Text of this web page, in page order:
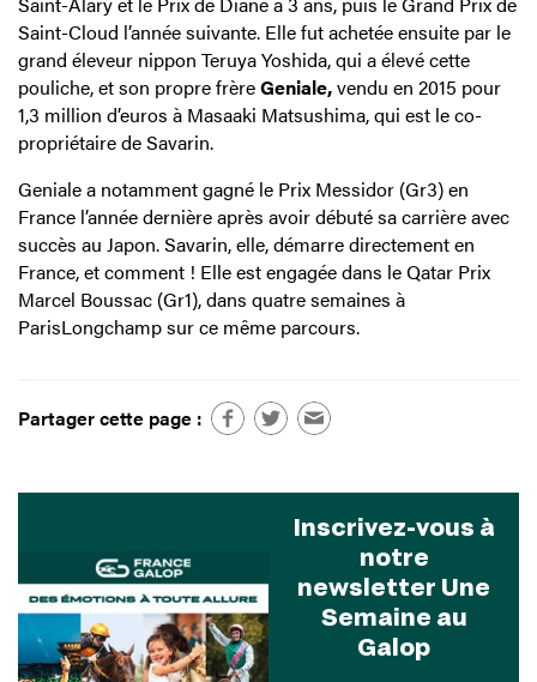
Saint-Cloud l’année suivante. Elle fut achetée ensuite par le
grand éleveur nippon Teruya Yoshida, qui a élevé cette
pouliche, et son propre frèreGeniale,vendu en 2015 pour
1,3 million d’euros à Masaaki Matsushima, qui est le co-
propriétaire de Savarin.
Geniale a notamment gagné le Prix Messidor (Gr3) en
France l’année dernière après avoir débuté sa carrière avec
succès au Japon. Savarin, elle, démarre directement en
France, et comment ! Elle est engagée dans le Qatar Prix
Marcel Boussac (Gr1), dans quatre semaines à
ParisLongchamp sur ce même parcours.
Partager cette page :
Inscrivez-vous à
notre
newsletter Une
Semaine au
Galop